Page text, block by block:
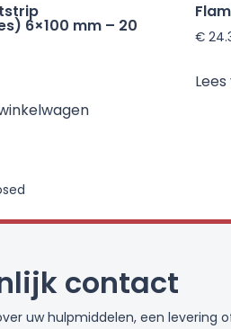
6×100 mm – 20
€
contact
uw hulpmiddelen, een levering